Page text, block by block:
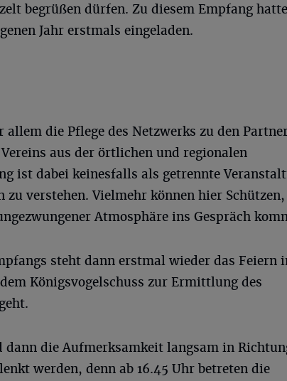
begrüßen dürfen. Zu diesem Empfang
Jahr erstmals eingeladen.
die Pflege des Netzwerks zu den
aus der örtlichen und regionalen
ist dabei keinesfalls als getrennte
zu verstehen. Vielmehr können hier Schützen,
Atmosphäre ins Gespräch
steht dann erstmal wieder das Feiern
Königsvogelschuss zur Ermittlung des
dann die Aufmerksamkeit langsam in
werden, denn ab 16.45 Uhr betreten die